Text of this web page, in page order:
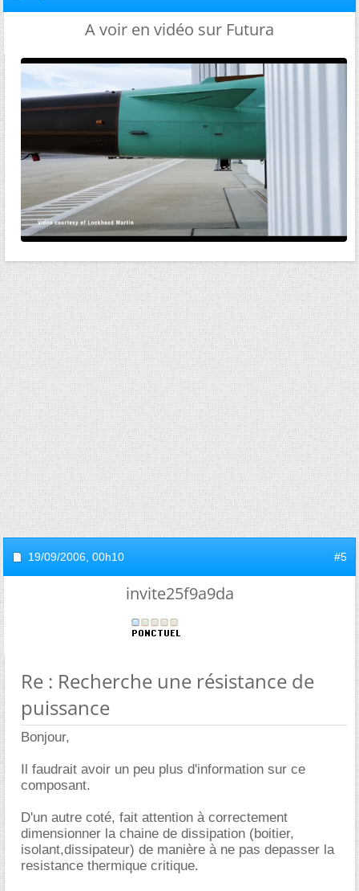
A voir en vidéo sur Futura
19/09/2006, 00h10 #5
invite25f9a9da
Re : Recherche une résistance de
puissance
Bonjour,
Il faudrait avoir un peu plus d'information sur ce
composant.
D'un autre coté, fait attention à correctement
dimensionner la chaine de dissipation (boitier,
isolant,dissipateur) de manière à ne pas depasser la
resistance thermique critique.